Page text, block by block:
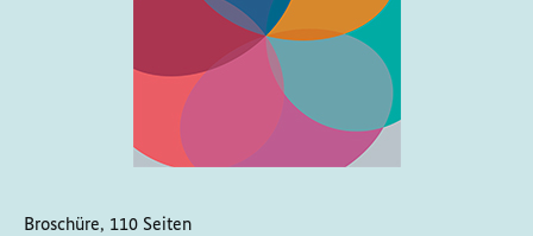
Broschüre, 110 Seiten